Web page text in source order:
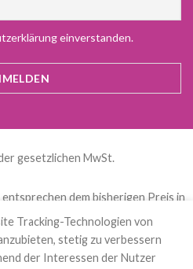
einverstanden.
gesetzlichen MwSt.
dem bisherigen Preis in
Online-Shop.
Tracking-Technologien von
stetig zu verbessern
der Interessen der Nutzer
Čeština(Tschechisch)